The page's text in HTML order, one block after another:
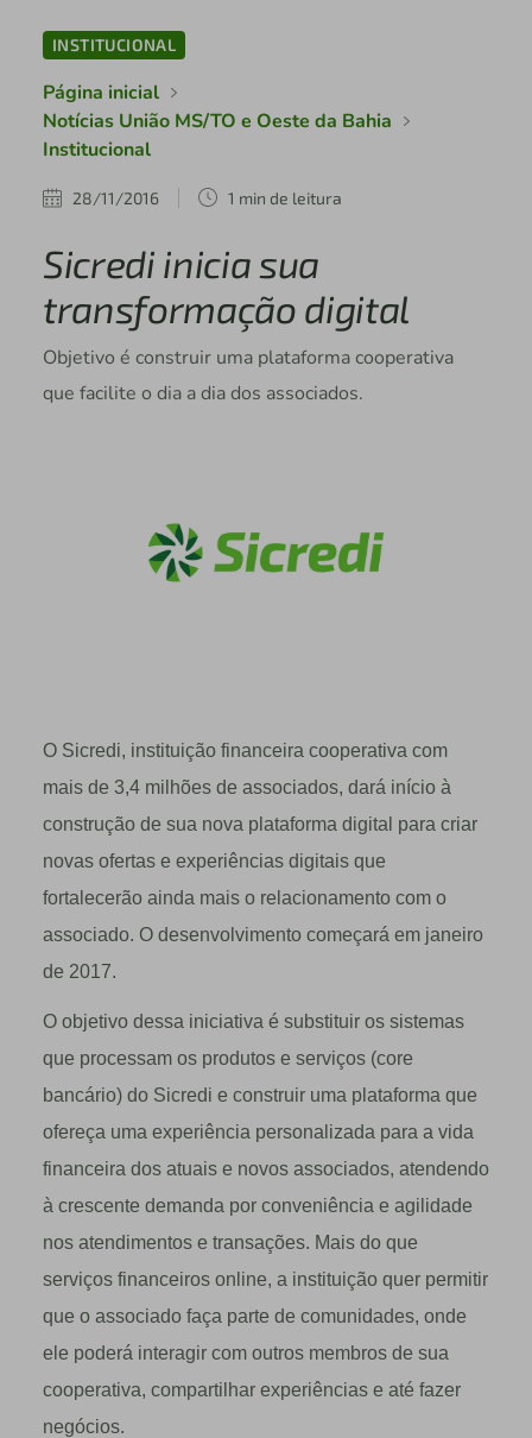
INSTITUCIONAL
Página inicial
Notícias União MS/TO e Oeste da Bahia
Institucional
28/11/2016 1 min de leitura
Sicredi inicia sua
transformação digital
Objetivo é construir uma plataforma cooperativa
que facilite o dia a dia dos associados.
O Sicredi, instituição financeira cooperativa com
mais de 3,4 milhões de associados, dará início à
construção de sua nova plataforma digital para criar
novas ofertas e experiências digitais que
fortalecerão ainda mais o relacionamento com o
associado. O desenvolvimento começará em janeiro
de 2017.
O objetivo dessa iniciativa é substituir os sistemas
que processam os produtos e serviços (core
bancário) do Sicredi e construir uma plataforma que
ofereça uma experiência personalizada para a vida
financeira dos atuais e novos associados, atendendo
à crescente demanda por conveniência e agilidade
nos atendimentos e transações. Mais do que
serviços financeiros online, a instituição quer permitir
que o associado faça parte de comunidades, onde
ele poderá interagir com outros membros de sua
cooperativa, compartilhar experiências e até fazer
negócios.